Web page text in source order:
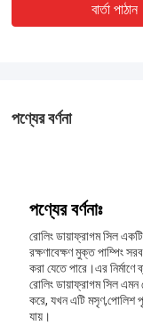
বার্তা পাঠান
পণ্যের বর্ণনা
পণ্যের বর্ণনাঃ
রোলিং ডায়াফ্রাগম সিল
রক্ষণাবেক্ষণ মুক্ত পাম্পিং
করা যেতে পারে।এর
রোলিং ডায়াফ্রাগম সিল এমন
করে, যখন এটি মসৃণ,পোলিশ
যায়।